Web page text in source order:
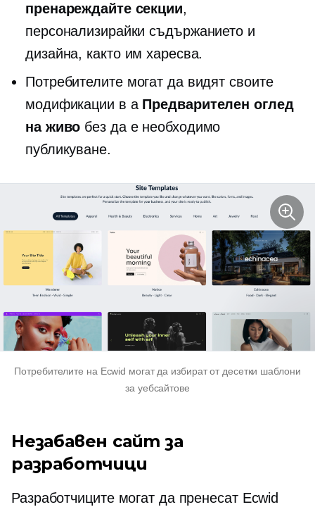
пренареждайте секции,
персонализирайки съдържанието и
дизайна, както им харесва.
Потребителите могат да видят своите
модификации в a Предварителен оглед
на живо без да е необходимо
публикуване.
Потребителите на Ecwid могат да избират от десетки шаблони
за уебсайтове
Незабавен сайт за
разработчици
Разработчиците могат да пренесат Ecwid